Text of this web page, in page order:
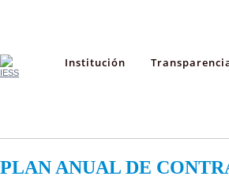
Institución
PLAN ANUAL DE